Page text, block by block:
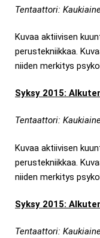
Tentaattori:
Kuvaa aktiivisen
perustekniikkaa.
niiden merkitys
Syksy 2015:
Tentaattori:
Kuvaa aktiivisen
perustekniikkaa.
niiden merkitys
Syksy 2015:
Tentaattori: